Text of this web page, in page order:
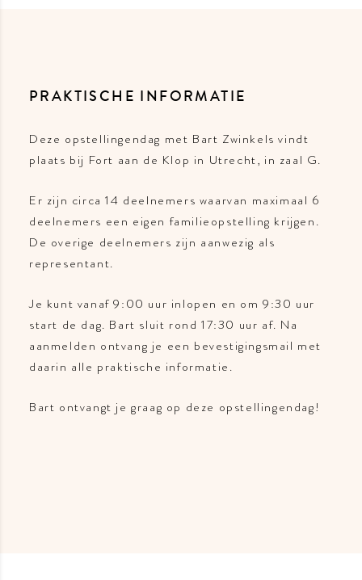
PRAKTISCHE INFORMATIE
Deze opstellingendag met Bart Zwinkels vindt
plaats bij Fort aan de Klop in Utrecht, in zaal G.
Er zijn circa 14 deelnemers waarvan maximaal 6
deelnemers een eigen familieopstelling krijgen.
De overige deelnemers zijn aanwezig als
representant.
Je kunt vanaf 9:00 uur inlopen en om 9:30 uur
start de dag. Bart sluit rond 17:30 uur af. Na
aanmelden ontvang je een bevestigingsmail met
daarin alle praktische informatie.
Bart ontvangt je graag op deze opstellingendag!